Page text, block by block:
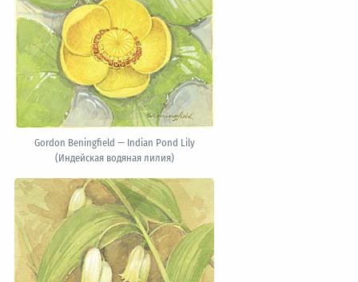
Gordon Beningfield — Indian Pond Lily
(Индейская водяная лилия)